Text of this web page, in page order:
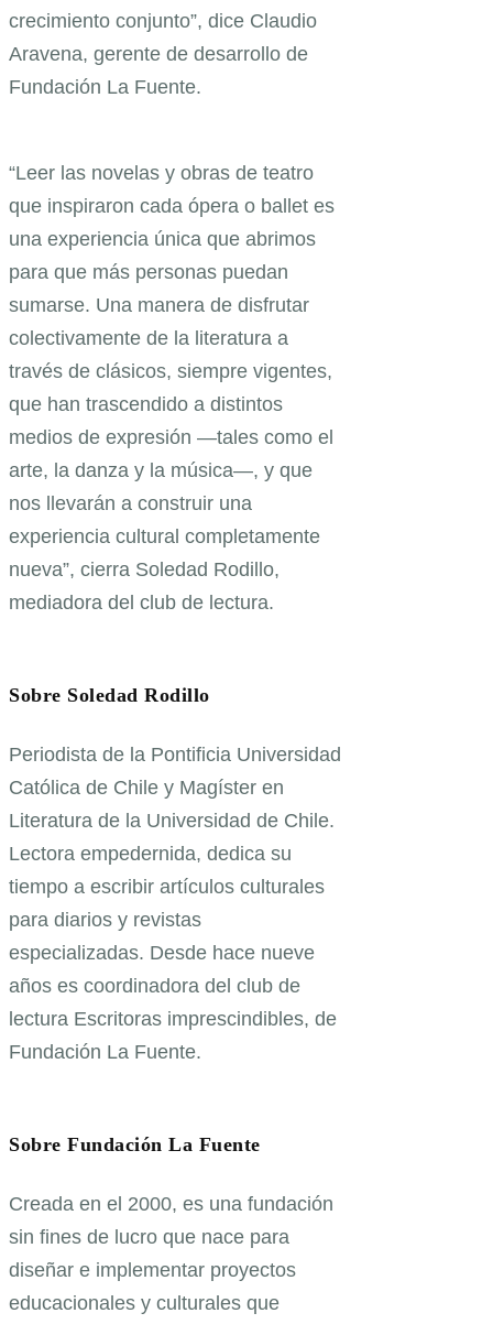
crecimiento conjunto”, dice Claudio
Aravena, gerente de desarrollo de
Fundación La Fuente.
“Leer las novelas y obras de teatro
que inspiraron cada ópera o ballet es
una experiencia única que abrimos
para que más personas puedan
sumarse. Una manera de disfrutar
colectivamente de la literatura a
través de clásicos, siempre vigentes,
que han trascendido a distintos
medios de expresión —tales como el
arte, la danza y la música—, y que
nos llevarán a construir una
experiencia cultural completamente
nueva”, cierra Soledad Rodillo,
mediadora del club de lectura.
Sobre Soledad Rodillo
Periodista de la Pontificia Universidad
Católica de Chile y Magíster en
Literatura de la Universidad de Chile.
Lectora empedernida, dedica su
tiempo a escribir artículos culturales
para diarios y revistas
especializadas. Desde hace nueve
años es coordinadora del club de
lectura Escritoras imprescindibles, de
Fundación La Fuente.
Sobre Fundación La Fuente
Creada en el 2000, es una fundación
sin fines de lucro que nace para
diseñar e implementar proyectos
educacionales y culturales que